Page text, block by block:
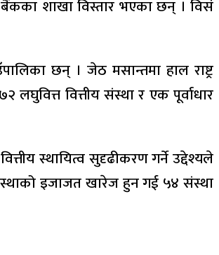
शाखा विस्तार भएका छन् । विसं
छन् । जेठ मसान्तमा हाल राष्ट्र
वित्तीय संस्था र एक पूर्वाधार
स्थायित्व सुदृढीकरण गर्ने उद्देश्यले
इजाजत खारेज हुन गई ५४ संस्था